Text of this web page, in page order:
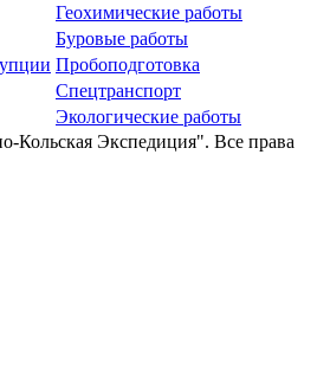
Геохимические работы
Буровые работы
Пробоподготовка
Спецтранспорт
Экологические работы
Кольская Экспедиция". Все права